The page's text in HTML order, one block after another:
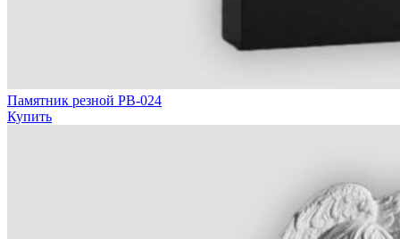
Памятник резной РВ-024
Купить